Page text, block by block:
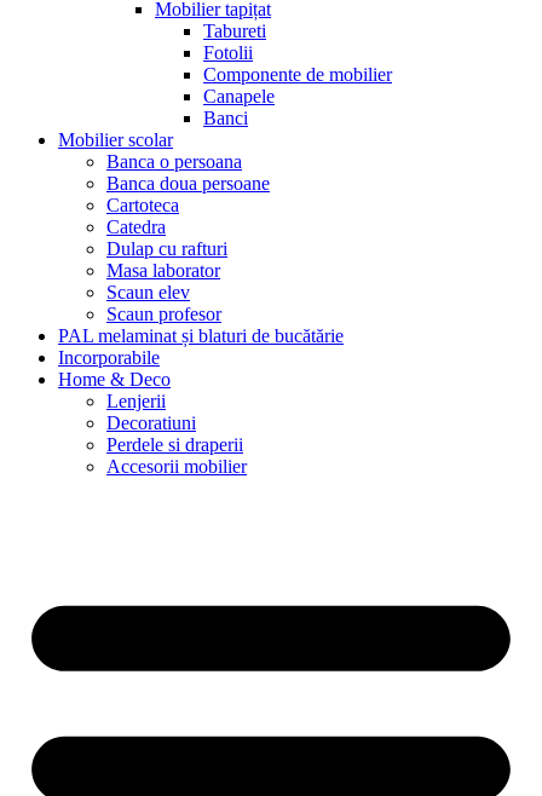
Mobilier tapițat
Tabureti
Fotolii
Componente de mobilier
Canapele
Banci
Mobilier scolar
Banca o persoana
Banca doua persoane
Cartoteca
Catedra
Dulap cu rafturi
Masa laborator
Scaun elev
Scaun profesor
PAL melaminat și blaturi de bucătărie
Incorporabile
Home & Deco
Lenjerii
Decoratiuni
Perdele si draperii
Accesorii mobilier